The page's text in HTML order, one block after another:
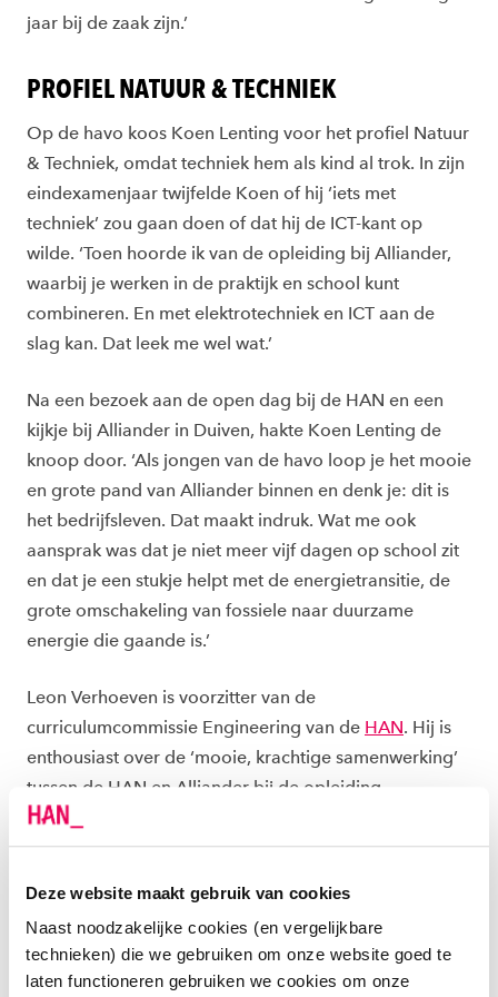
Deze website maakt gebruik van cookies
Naast noodzakelijke cookies (en vergelijkbare
technieken) die we gebruiken om onze website goed te
laten functioneren gebruiken we cookies om onze
jaar bij de zaak zijn.’
PROFIEL NATUUR & TECHNIEK
Op de havo koos Koen Lenting voor het profiel Natuur
& Techniek, omdat techniek hem als kind al trok. In zijn
eindexamenjaar twijfelde Koen of hij ‘iets met
techniek’ zou gaan doen of dat hij de ICT-kant op
wilde. ‘Toen hoorde ik van de opleiding bij Alliander,
waarbij je werken in de praktijk en school kunt
combineren. En met elektrotechniek en ICT aan de
slag kan. Dat leek me wel wat.’
Na een bezoek aan de open dag bij de HAN en een
kijkje bij Alliander in Duiven, hakte Koen Lenting de
knoop door. ‘Als jongen van de havo loop je het mooie
en grote pand van Alliander binnen en denk je: dit is
het bedrijfsleven. Dat maakt indruk. Wat me ook
aansprak was dat je niet meer vijf dagen op school zit
en dat je een stukje helpt met de energietransitie, de
grote omschakeling van fossiele naar duurzame
energie die gaande is.’
Leon Verhoeven is voorzitter van de
curriculumcommissie Engineering van de HAN. Hij is
enthousiast over de ‘mooie, krachtige samenwerking’
tussen de HAN en Alliander bij de opleiding
Operational Network Program. ‘Vanuit SEECE, de
netwerkorganisatie van de HAN en het bedrijfsleven
om havisten de mogelijkheid te bieden een opleiding
te volgen, waarmee ze aan de slag kunnen in de
energiesector.’ Door de overstap van fossiele